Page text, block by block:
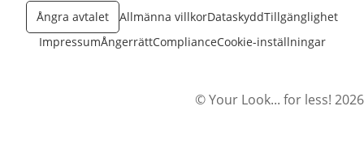
Ångra avtalet Allmänna villkorDataskyddTillgänglighet
ImpressumÅngerrättComplianceCookie-inställningar
© Your Look... for less! 2026